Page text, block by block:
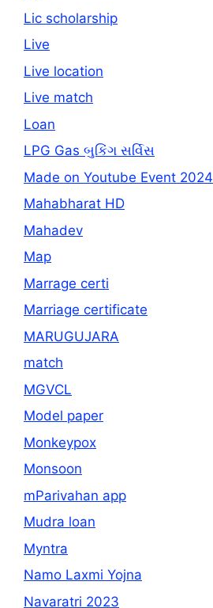
Lic scholarship
Live
Live location
Live match
Loan
LPG Gas બુકિંગ સર્વિસ
Made on Youtube Event 2024
Mahabharat HD
Mahadev
Map
Marrage certi
Marriage certificate
MARUGUJARA
match
MGVCL
Model paper
Monkeypox
Monsoon
mParivahan app
Mudra loan
Myntra
Namo Laxmi Yojna
Navaratri 2023